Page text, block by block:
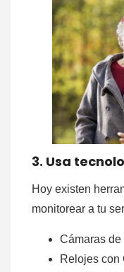
3. Usa
Hoy existen
monitorear a tu
Cámaras
Relojes con